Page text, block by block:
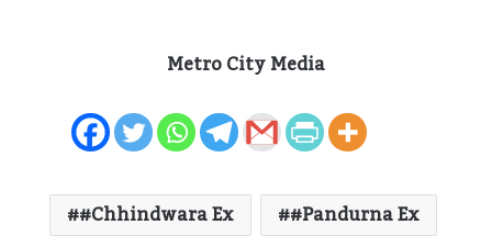
Metro City Media
#Chhindwara Ex #pandurna Ex